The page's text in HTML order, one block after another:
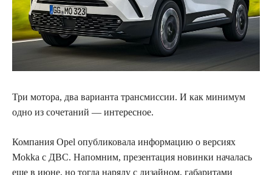
Три мотора, два варианта трансмиссии. И как минимум
одно из сочетаний — интересное.
Компания Opel опубликовала информацию о версиях
Mokka с ДВС. Напомним, презентация новинки началась
еще в июне, но тогда наряду с дизайном, габаритами